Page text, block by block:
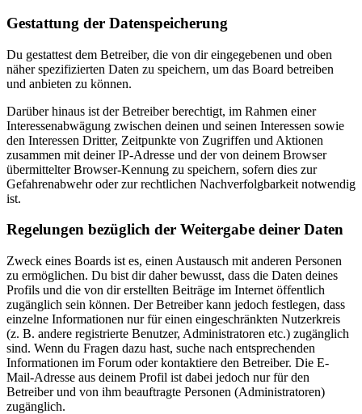
Gestattung der Datenspeicherung
Du gestattest dem Betreiber, die von dir eingegebenen und oben
näher spezifizierten Daten zu speichern, um das Board betreiben
und anbieten zu können.
Darüber hinaus ist der Betreiber berechtigt, im Rahmen einer
Interessenabwägung zwischen deinen und seinen Interessen sowie
den Interessen Dritter, Zeitpunkte von Zugriffen und Aktionen
zusammen mit deiner IP-Adresse und der von deinem Browser
übermittelter Browser-Kennung zu speichern, sofern dies zur
Gefahrenabwehr oder zur rechtlichen Nachverfolgbarkeit notwendig
ist.
Regelungen bezüglich der Weitergabe deiner Daten
Zweck eines Boards ist es, einen Austausch mit anderen Personen
zu ermöglichen. Du bist dir daher bewusst, dass die Daten deines
Profils und die von dir erstellten Beiträge im Internet öffentlich
zugänglich sein können. Der Betreiber kann jedoch festlegen, dass
einzelne Informationen nur für einen eingeschränkten Nutzerkreis
(z. B. andere registrierte Benutzer, Administratoren etc.) zugänglich
sind. Wenn du Fragen dazu hast, suche nach entsprechenden
Informationen im Forum oder kontaktiere den Betreiber. Die E-
Mail-Adresse aus deinem Profil ist dabei jedoch nur für den
Betreiber und von ihm beauftragte Personen (Administratoren)
zugänglich.